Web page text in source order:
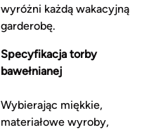
wyróżni każdą wakacyjną
garderobę.
Specyfikacja torby
bawełnianej
Wybierając miękkie,
materiałowe wyroby,